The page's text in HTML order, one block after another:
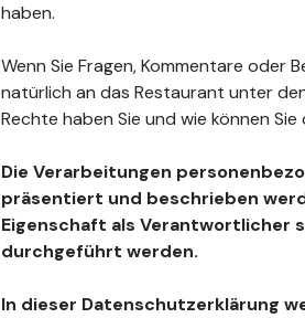
haben.
Wenn Sie Fragen, Kommentare oder
natürlich an das Restaurant unter
Rechte haben Sie und wie können
Die Verarbeitungen
präsentiert und beschrieben
Eigenschaft als Verantwortlicher
durchgeführt werden.
In dieser Datenschutzerklärung